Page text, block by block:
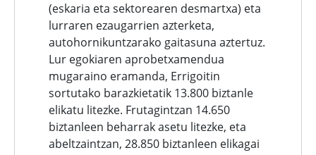
(eskaria eta sektorearen desmartxa) eta
lurraren ezaugarrien azterketa,
autohornikuntzarako gaitasuna aztertuz.
Lur egokiaren aprobetxamendua
mugaraino eramanda, Errigoitin
sortutako barazkietatik 13.800 biztanle
elikatu litezke. Frutagintzan 14.650
biztanleen beharrak asetu litezke, eta
abeltzaintzan, 28.850 biztanleen elikagai